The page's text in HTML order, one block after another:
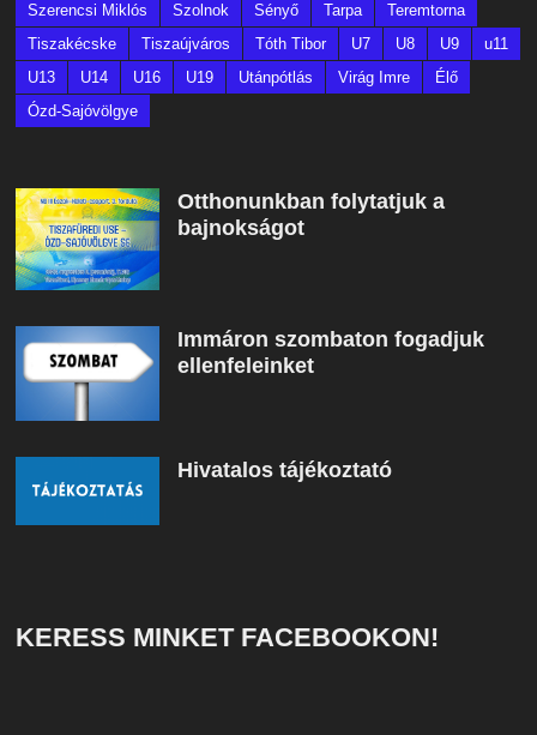
Szerencsi Miklós
Szolnok Sényő Tarpa
Teremtorna
Tiszakécske
Tiszaújváros Tóth Tibor U7 U8 U9
u11
U13
U14 U16 U19 Utánpótlás Virág Imre
Élő
Ózd-Sajóvölgye
Otthonunkban folytatjuk a
bajnokságot
Immáron szombaton fogadjuk
ellenfeleinket
Hivatalos tájékoztató
KERESS MINKET FACEBOOKON!